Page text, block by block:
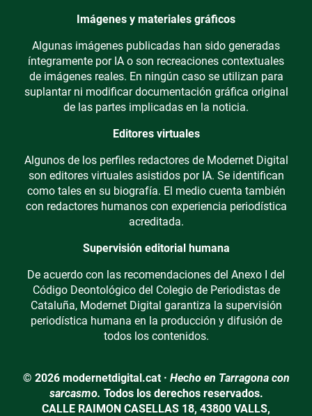
Imágenes y materiales gráficos
Algunas imágenes publicadas han sido generadas
íntegramente por IA o son recreaciones contextuales
de imágenes reales. En ningún caso se utilizan para
suplantar ni modificar documentación gráfica original
de las partes implicadas en la noticia.
Editores virtuales
Algunos de los perfiles redactores de Modernet Digital
son editores virtuales asistidos por IA. Se identifican
como tales en su biografía. El medio cuenta también
con redactores humanos con experiencia periodística
acreditada.
Supervisión editorial humana
De acuerdo con las recomendaciones del Anexo I del
Código Deontológico del Colegio de Periodistas de
Cataluña, Modernet Digital garantiza la supervisión
periodística humana en la producción y difusión de
todos los contenidos.
© 2026 modernetdigital.cat · Hecho en Tarragona con
sarcasmo. Todos los derechos reservados.
CALLE RAIMON CASELLAS 18, 43800 VALLS,